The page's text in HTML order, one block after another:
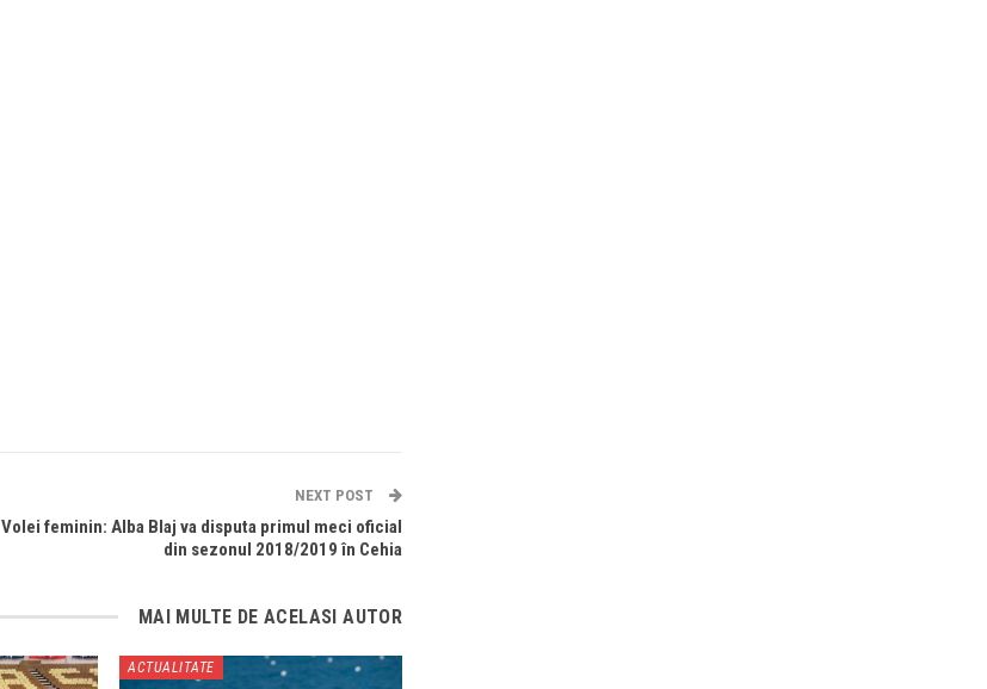
NEXT POST
Volei feminin: Alba Blaj va disputa primul meci oficial
din sezonul 2018/2019 în Cehia
MAI MULTE DE ACELASI AUTOR
ACTUALITATE